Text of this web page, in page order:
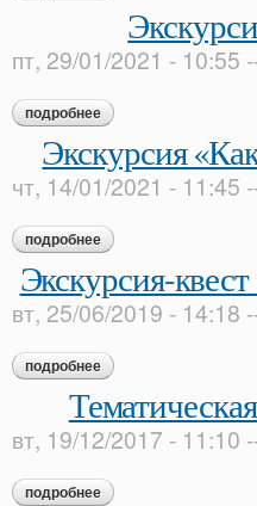
пт, 29/01/2021 - 10:55
подробнее о экскурсия
Экскурсия
чт, 14/01/2021 - 11:45
подробнее о экскурсия «как
Экскурсия-
вт, 25/06/2019 - 14:18
подробнее о экскурсия-квест
вт, 19/12/2017 - 11:10
подробнее о тематическая